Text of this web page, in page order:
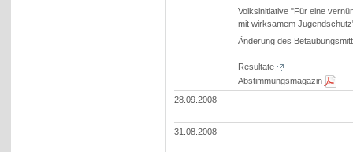
Volksinitiative "Für eine
mit wirksamem
Änderung des
Resultate
Abstimmungsmagazin
28.09.2008
-
31.08.2008 -